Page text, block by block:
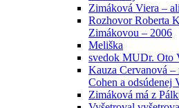
Zimáková Viera –
Rozhovor Roberta
Zimákovou – 2006
Meliška
svedok MUDr. Oto
Kauza Cervanová –
Cohen a odsúdenej
Zimáková má z